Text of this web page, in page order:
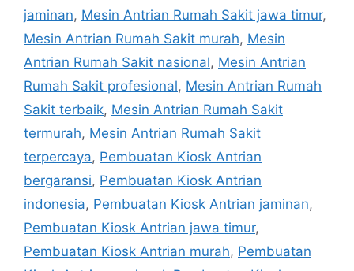
jaminan, Mesin Antrian Rumah Sakit jawa timur,
Mesin Antrian Rumah Sakit murah, Mesin
Antrian Rumah Sakit nasional, Mesin Antrian
Rumah Sakit profesional, Mesin Antrian Rumah
Sakit terbaik, Mesin Antrian Rumah Sakit
termurah, Mesin Antrian Rumah Sakit
terpercaya, Pembuatan Kiosk Antrian
bergaransi, Pembuatan Kiosk Antrian
indonesia, Pembuatan Kiosk Antrian jaminan,
Pembuatan Kiosk Antrian jawa timur,
Pembuatan Kiosk Antrian murah, Pembuatan